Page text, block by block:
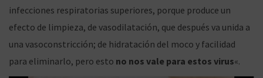
infecciones respiratorias superiores, porque produce un
efecto de limpieza, de vasodilatación, que después va unida a
una vasoconstricción; de hidratación del moco y facilidad
para eliminarlo, pero esto no nos vale para estos virus«.